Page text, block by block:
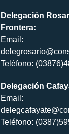
Delegación
Frontera:
Email:
Teléfono:
Delegación
Email:
Teléfono: